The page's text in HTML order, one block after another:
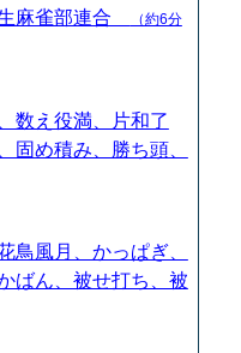
麻雀部連合
（約6分
数え役満、片和了
固め積み、勝ち頭、
鳥風月、かっぱぎ、
ばん、被せ打ち、被